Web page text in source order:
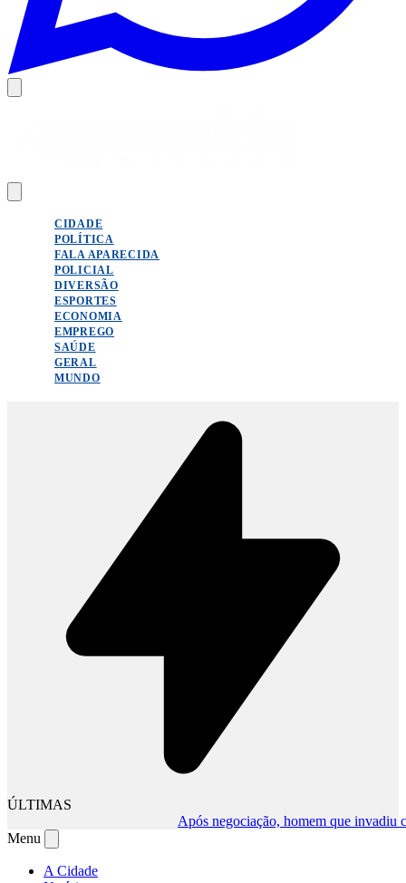
CIDADE
POLÍTICA
FALA APARECIDA
POLICIAL
DIVERSÃO
ESPORTES
ECONOMIA
EMPREGO
SAÚDE
GERAL
MUNDO
ÚLTIMAS
Após negociação, homem que invadiu
Menu
A Cidade